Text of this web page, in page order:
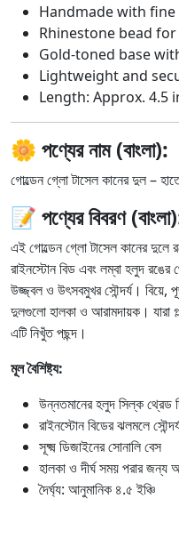
Handmade with
Rhinestone bead
Gold-toned base
Lightweight and
Length: Approx. 4.5
🌼 পণ্যের নাম (বাংলা):
গোল্ডেন গ্লো টাসেল কানের দুল –
📝 পণ্যের বিবরণ
এই গোল্ডেন গ্লো টাসেল কানের দুলে
রাইনস্টোন বিড এবং লম্বা হলুদ
উজ্জ্বল ও উৎসবমুখর সৌন্দর্য। বিয়ে,
দুলগুলো হালকা ও আরামদায়ক। যারা
এটি নিখুঁত পছন্দ।
মূল বৈশিষ্ট্য:
উন্নতমানের হলুদ সিল্ক থ্রেড
রাইনস্টোন বিডের ঝলমলে
সূক্ষ্ম ডিজাইনের সোনালি বেস
হালকা ও দীর্ঘ সময় পরার জন্য
দৈর্ঘ্য: আনুমানিক ৪.৫ ইঞ্চি